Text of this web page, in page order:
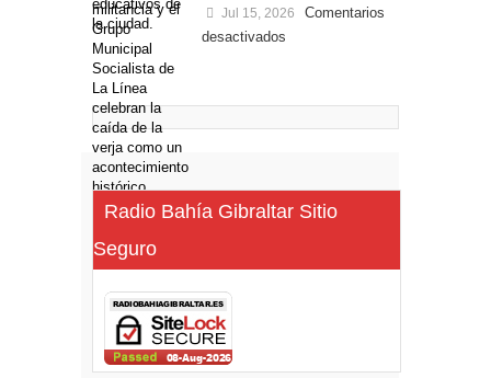
Jul 15, 2026
Comentarios
desactivados
Radio Bahía Gibraltar Sitio
Seguro